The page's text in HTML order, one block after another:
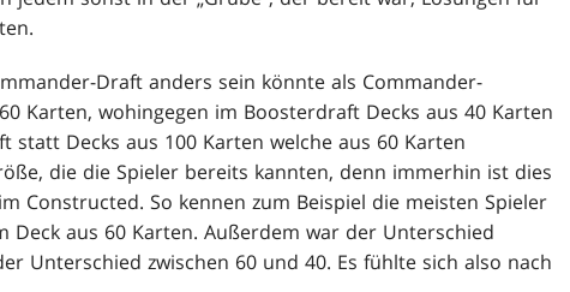
Draft anders sein könnte als Commander-
Karten, wohingegen im Boosterdraft Decks aus 40 Karten
statt Decks aus 100 Karten welche aus 60 Karten
die die Spieler bereits kannten, denn immerhin ist dies
Constructed. So kennen zum Beispiel die meisten Spieler
aus 60 Karten. Außerdem war der Unterschied
Unterschied zwischen 60 und 40. Es fühlte sich also nach